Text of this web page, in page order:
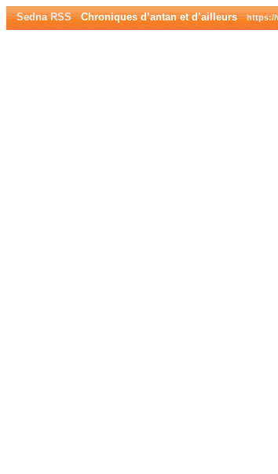
Sedna RSSChroniques d’antan et d’ailleurshttps://